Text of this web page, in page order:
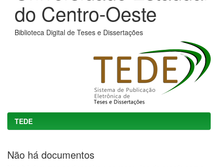
do Centro-Oeste
Biblioteca Digital de Teses e Dissertações
TEDE
Não há documentos